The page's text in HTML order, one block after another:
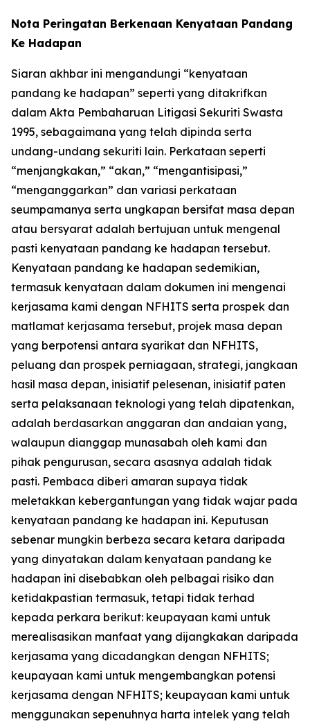
Nota Peringatan Berkenaan Kenyataan Pandang
Ke Hadapan
Siaran akhbar ini mengandungi “kenyataan
pandang ke hadapan” seperti yang ditakrifkan
dalam Akta Pembaharuan Litigasi Sekuriti Swasta
1995, sebagaimana yang telah dipinda serta
undang-undang sekuriti lain. Perkataan seperti
“menjangkakan,” “akan,” “mengantisipasi,”
“menganggarkan” dan variasi perkataan
seumpamanya serta ungkapan bersifat masa depan
atau bersyarat adalah bertujuan untuk mengenal
pasti kenyataan pandang ke hadapan tersebut.
Kenyataan pandang ke hadapan sedemikian,
termasuk kenyataan dalam dokumen ini mengenai
kerjasama kami dengan NFHITS serta prospek dan
matlamat kerjasama tersebut, projek masa depan
yang berpotensi antara syarikat dan NFHITS,
peluang dan prospek perniagaan, strategi, jangkaan
hasil masa depan, inisiatif pelesenan, inisiatif paten
serta pelaksanaan teknologi yang telah dipatenkan,
adalah berdasarkan anggaran dan andaian yang,
walaupun dianggap munasabah oleh kami dan
pihak pengurusan, secara asasnya adalah tidak
pasti. Pembaca diberi amaran supaya tidak
meletakkan kebergantungan yang tidak wajar pada
kenyataan pandang ke hadapan ini. Keputusan
sebenar mungkin berbeza secara ketara daripada
yang dinyatakan dalam kenyataan pandang ke
hadapan ini disebabkan oleh pelbagai risiko dan
ketidakpastian termasuk, tetapi tidak terhad
kepada perkara berikut: keupayaan kami untuk
merealisasikan manfaat yang dijangkakan daripada
kerjasama yang dicadangkan dengan NFHITS;
keupayaan kami untuk mengembangkan potensi
kerjasama dengan NFHITS; keupayaan kami untuk
menggunakan sepenuhnya harta intelek yang telah